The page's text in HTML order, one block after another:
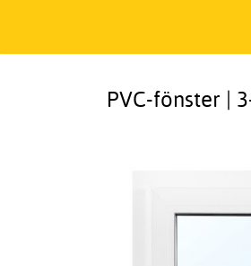
PVC-fönster |